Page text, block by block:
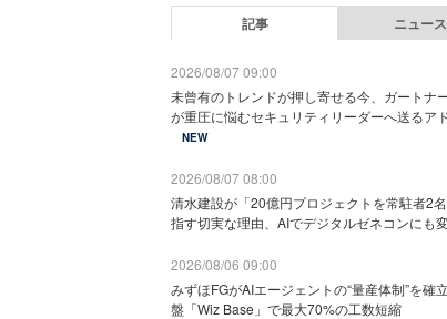
記事 ニュース
2026/08/07 09:00
未曾有のトレンドが押し寄せる今、ガートナ
が重圧に悩むセキュリティリーダーへ送るア
NEW
2026/08/07 08:00
清水建設が「20億円プロジェクトを常駐者2
指す切実な理由、AIでデジタルゼネコンにも
2026/08/06 09:00
みずほFGがAIエージェントの“量産体制”を
盤「Wiz Base」で最大70%の工数短縮